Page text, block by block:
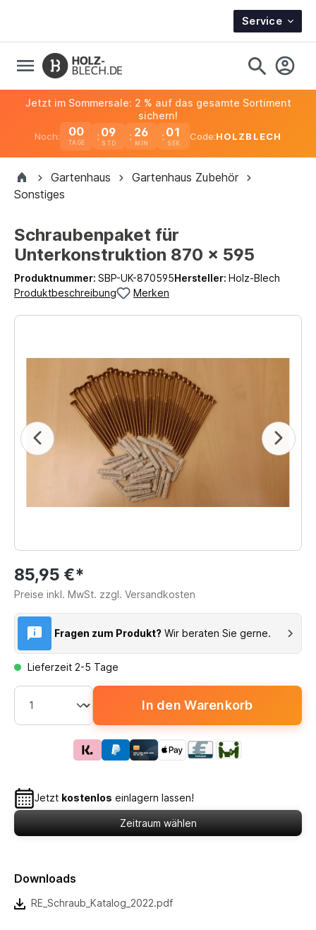
Service
Noch: 00
TAGE
09 26 00
Jetzt im Sommersale: 2 % auf das gesamte Sortiment
sichern!
Code:HOLZBLECH
Gartenhaus
Gartenhaus Zubehör
Sonstiges
Schraubenpaket für
Unterkonstruktion 870 x 595
Produktnummer: SBP-UK-870595Hersteller: Holz-Blech
Produktbeschreibung
Merken
85,95 €*
Preise inkl. MwSt. zzgl. Versandkosten
Fragen zum Produkt? Wir beraten Sie gerne.
Lieferzeit 2-5 Tage
In den Warenkorb
Jetzt kostenlos einlagern lassen!
Zeitraum wählen
Downloads
RE_Schraub_Katalog_2022.pdf